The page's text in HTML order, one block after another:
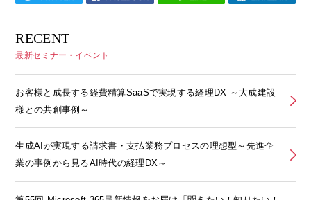
RECENT
最新セミナー・イベント
お客様と成長する経費精算SaaSで実現する経理DX ～大成建設
様との共創事例～
生成AIが実現する請求書・支払業務プロセスの理想型～先進企
業の事例から見るAI時代の経理DX～